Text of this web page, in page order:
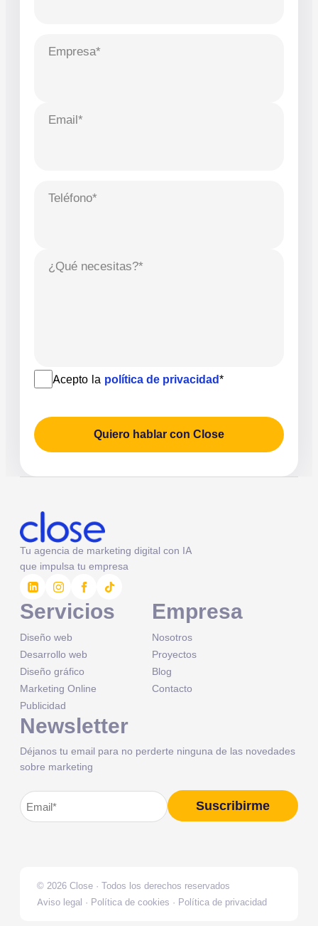
Empresa*
Email*
Teléfono*
¿Qué necesitas?*
Acepto la política de privacidad*
Quiero hablar con Close
Tu agencia de marketing digital con IA
que impulsa tu empresa
Servicios
Diseño web
Desarrollo web
Diseño gráfico
Marketing Online
Publicidad
Empresa
Nosotros
Proyectos
Blog
Contacto
Newsletter
Déjanos tu email para no perderte ninguna de las novedades
sobre marketing
Correo
electrónico(Obligatorio)
Suscribirme
Alternative:
© 2026 Close · Todos los derechos reservados
Aviso legal · Política de cookies · Política de privacidad